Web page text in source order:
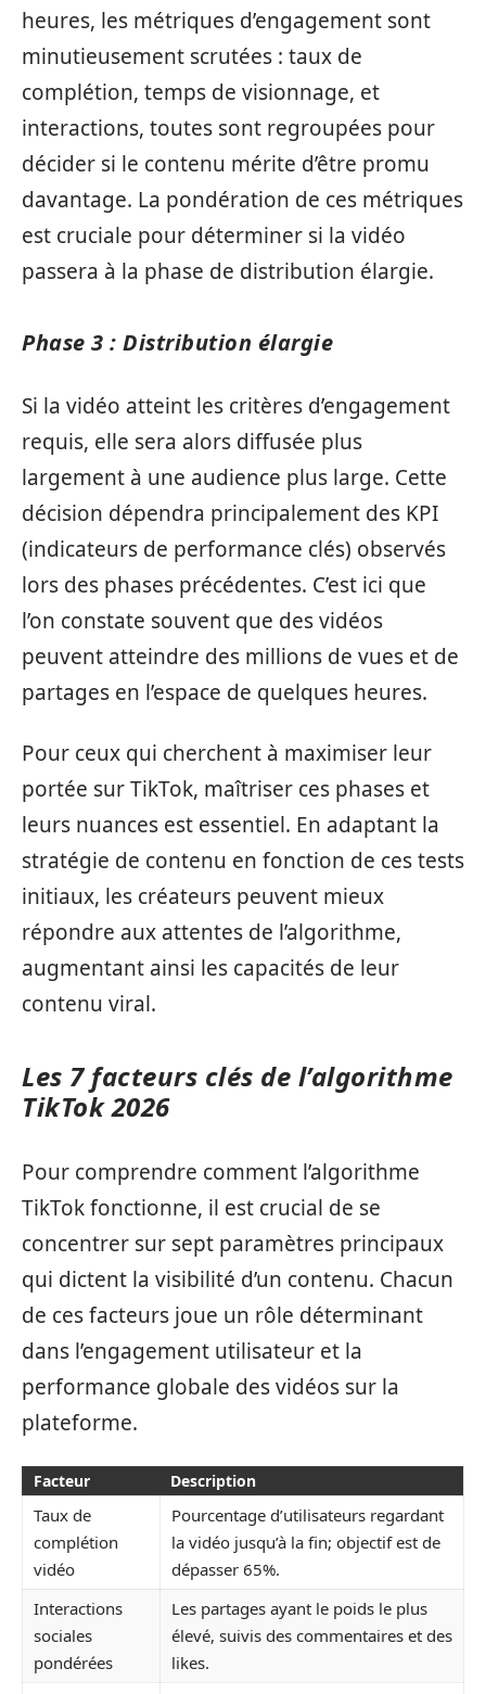
heures, les métriques d’engagement sont
minutieusement scrutées : taux de
complétion, temps de visionnage, et
interactions, toutes sont regroupées pour
décider si le contenu mérite d’être promu
davantage. La pondération de ces métriques
est cruciale pour déterminer si la vidéo
passera à la phase de distribution élargie.
Phase 3 : Distribution élargie
Si la vidéo atteint les critères d’engagement
requis, elle sera alors diffusée plus
largement à une audience plus large. Cette
décision dépendra principalement des KPI
(indicateurs de performance clés) observés
lors des phases précédentes. C’est ici que
l’on constate souvent que des vidéos
peuvent atteindre des millions de vues et de
partages en l’espace de quelques heures.
Pour ceux qui cherchent à maximiser leur
portée sur TikTok, maîtriser ces phases et
leurs nuances est essentiel. En adaptant la
stratégie de contenu en fonction de ces tests
initiaux, les créateurs peuvent mieux
répondre aux attentes de l’algorithme,
augmentant ainsi les capacités de leur
contenu viral.
Les 7 facteurs clés de l’algorithme
TikTok 2026
Pour comprendre comment l’algorithme
TikTok fonctionne, il est crucial de se
concentrer sur sept paramètres principaux
qui dictent la visibilité d’un contenu. Chacun
de ces facteurs joue un rôle déterminant
dans l’engagement utilisateur et la
performance globale des vidéos sur la
plateforme.
Facteur Description
Taux de
complétion
vidéo
Pourcentage d’utilisateurs regardant
la vidéo jusqu’à la fin; objectif est de
dépasser 65%.
Interactions
sociales
pondérées
Les partages ayant le poids le plus
élevé, suivis des commentaires et des
likes.